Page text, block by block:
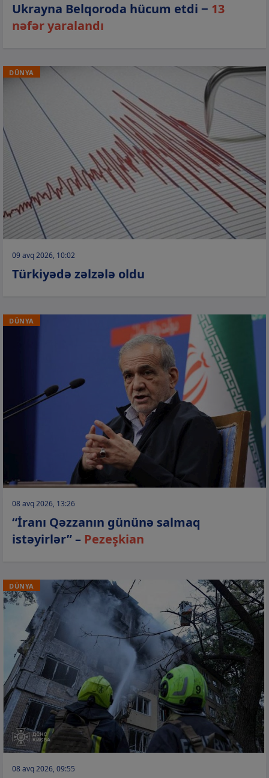
Ukrayna Belqoroda hücum etdi − 13
nəfər yaralandı
DÜNYA
09 avq 2026, 10:02
Türkiyədə zəlzələ oldu
DÜNYA
08 avq 2026, 13:26
“İranı Qəzzanın gününə salmaq
istəyirlər” – Pezeşkian
DÜNYA
08 avq 2026, 09:55